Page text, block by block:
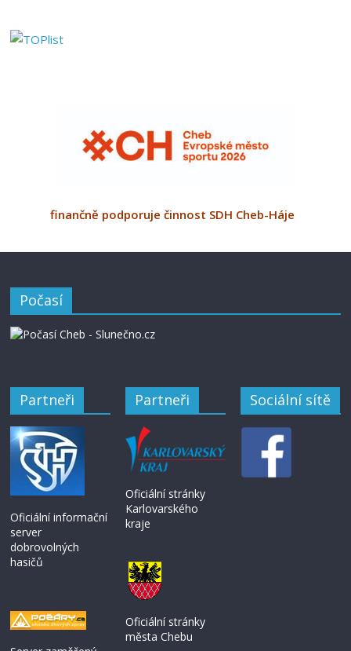
finančně podporuje činnost SDH Cheb-Háje
Počasí
Partneři
Oficiální informační
server
dobrovolných
hasičů
Partneři
Oficiální stránky
Karlovarského
kraje
Oficiální stránky
města Chebu
Sociální sítě